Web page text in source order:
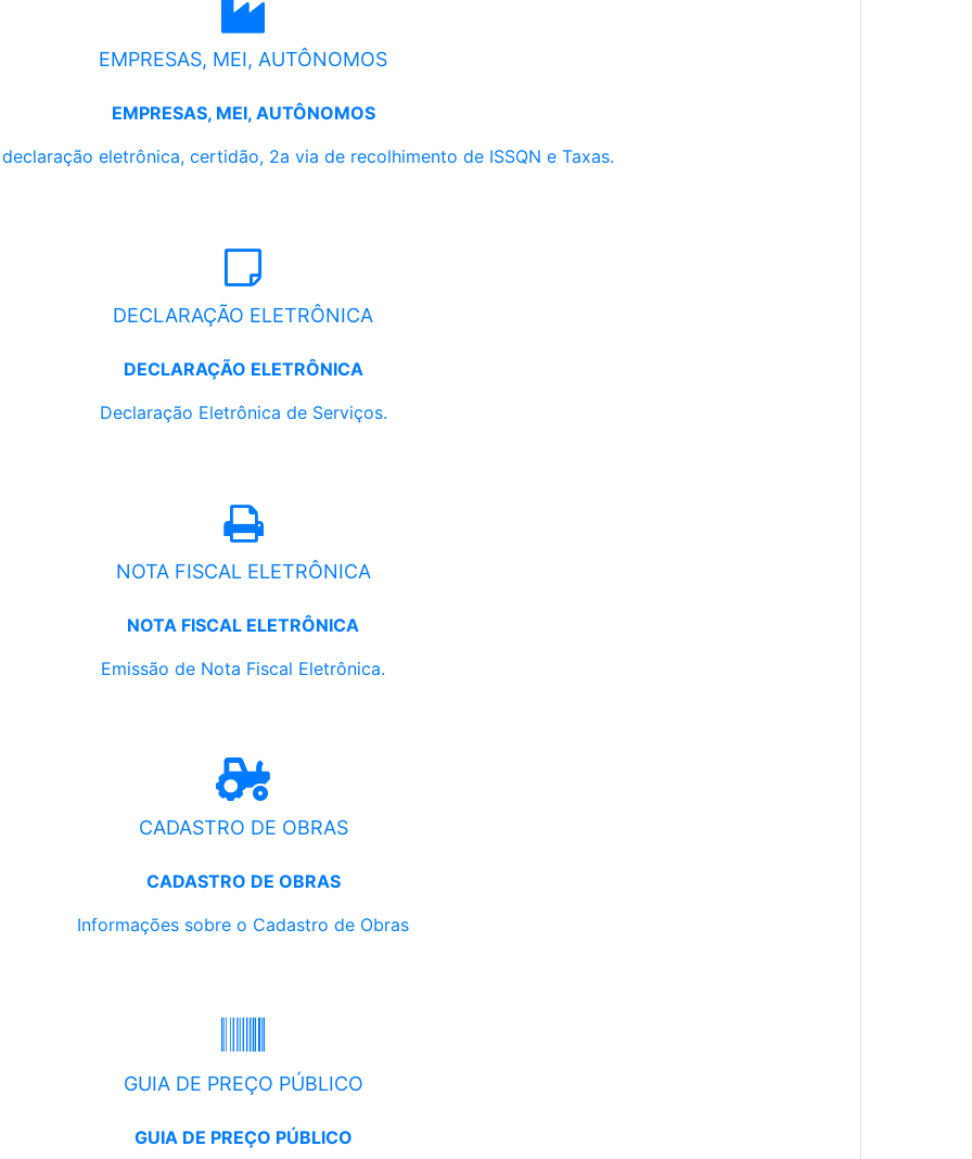
EMPRESAS, MEI, AUTÔNOMOS
EMPRESAS, MEI, AUTÔNOMOS
eletrônica, certidão, 2a via de recolhimento de ISSQN e Taxas.
DECLARAÇÃO ELETRÔNICA
DECLARAÇÃO ELETRÔNICA
Declaração Eletrônica de Serviços.
NOTA FISCAL ELETRÔNICA
NOTA FISCAL ELETRÔNICA
Emissão de Nota Fiscal Eletrônica.
CADASTRO DE OBRAS
CADASTRO DE OBRAS
Informações sobre o Cadastro de Obras
GUIA DE PREÇO PÚBLICO
GUIA DE PREÇO PÚBLICO